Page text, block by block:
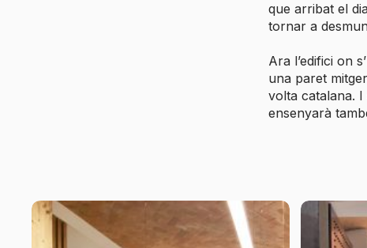
que arribat el
tornar a
Ara l’edifici on
una paret
volta catalana. I
ensenyarà